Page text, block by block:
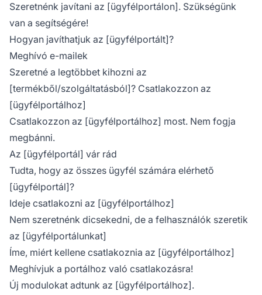
Szeretnénk javítani az [ügyfélportálon]. Szükségünk
van a segítségére!
Hogyan javíthatjuk az [ügyfélportált]?
Meghívó e-mailek
Szeretné a legtöbbet kihozni az
[termékből/szolgáltatásból]? Csatlakozzon az
[ügyfélportálhoz]
Csatlakozzon az [ügyfélportálhoz] most. Nem fogja
megbánni.
Az [ügyfélportál] vár rád
Tudta, hogy az összes ügyfél számára elérhető
[ügyfélportál]?
Ideje csatlakozni az [ügyfélportálhoz]
Nem szeretnénk dicsekedni, de a felhasználók szeretik
az [ügyfélportálunkat]
Íme, miért kellene csatlakoznia az [ügyfélportálhoz]
Meghívjuk a portálhoz való csatlakozásra!
Új modulokat adtunk az [ügyfélportálhoz].